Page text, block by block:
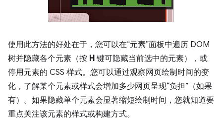
使用此方法的好处在于，您可以在“元素”面板中遍历 DOM
树并隐藏各个元素（按 H 键可隐藏当前选中的元素），或
停用元素的 CSS 样式。您可以通过观察网页绘制时间的变
化，了解某个元素或样式会增加多少网页呈现“负担”（如果
有）。如果隐藏单个元素会显著缩短绘制时间，您就知道要
重点关注该元素的样式或构建方式。